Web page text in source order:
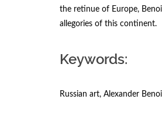
the retinue of Europe,
allegories of this continent.
Keywords:
Russian art, Alexander